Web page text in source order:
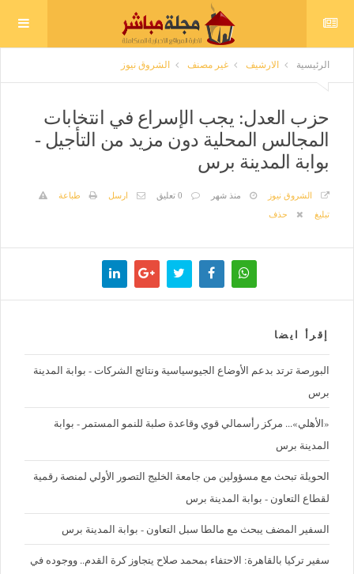
الرئيسية الارشيف غير مصنف الشروق نيوز
حزب العدل: يجب الإسراع في انتخابات
المجالس المحلية دون مزيد من التأجيل -
بوابة المدينة برس
الشروق نيوز منذ شهر 0 تعليق ارسل
طباعة
تبليغ
حذف
إقرأ ايضا
البورصة ترتد بدعم الأوضاع الجيوسياسية ونتائج الشركات - بوابة المدينة
برس
«الأهلي»... مركز رأسمالي قوي وقاعدة صلبة للنمو المستمر - بوابة
المدينة برس
الحويلة تبحث مع مسؤولين من جامعة الخليج التصور الأولي لمنصة رقمية
لقطاع التعاون - بوابة المدينة برس
السفير المضف يبحث مع مالطا سبل التعاون - بوابة المدينة برس
سفير تركيا بالقاهرة: الاحتفاء بمحمد صلاح يتجاوز كرة القدم.. ووجوده في